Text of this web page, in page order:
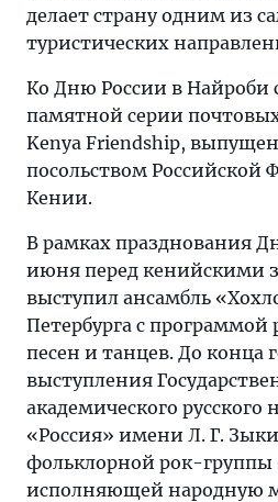
делает страну одним из
туристических
Ко Дню России в Найроби
памятной серии
Kenya Friendship,
посольством Российской
Кении.
В рамках празднования
июня перед кенийскими
выступил ансамбль
Петербурга с программой
песен и танцев. До конца
выступления
академического русского
«Россия» имени Л. Г.
фольклорной рок-
исполняющей народную